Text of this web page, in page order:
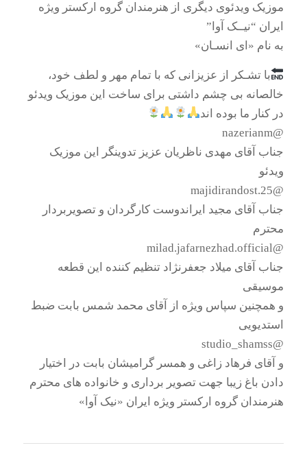
موزیک ویدئوی دیگری از هنرمندان گروه اركستر ويژه
ايران “نیــک آوا”
به نام «ای انسـان»
با تشـکر از عزیزانی که با تمام مهر و لطف خود،
خالصانه بی چشم داشتی برای ساخت این موزیک ویدئو
در کنار ما بوده اند
@nazerianm
جناب آقای مهدی ناظریان عزیز تدوینگر این موزیک
ویدئو
@majidirandost.25
جناب آقای مجید ایراندوست کارگردان و تصویربردار
محترم
@milad.jafarnezhad.official
جناب آقای میلاد جعفرنژاد تنظیم کننده این قطعه
موسیقی
و همچنین سپاس ویژه از آقای محمد شمس بابت ضبط
استدیویی
@studio_shamss
و آقای فرهاد زاغی و همسر گرامیشان بابت در اختیار
دادن باغ زیبا جهت تصویر برداری و خانواده های محترم
هنرمندان گروه ارکستر ویژه ایران «نیک آوا»